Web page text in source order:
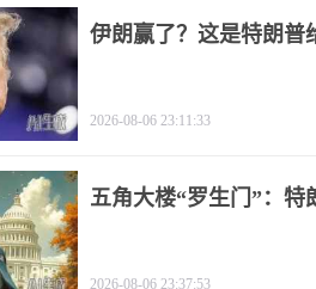
伊朗赢了？这是特朗普
2026-08-06 23:11:33
五角大楼“罗生门”：
2026-08-06 23:37:53